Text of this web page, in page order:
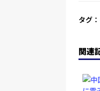
タグ：
関連